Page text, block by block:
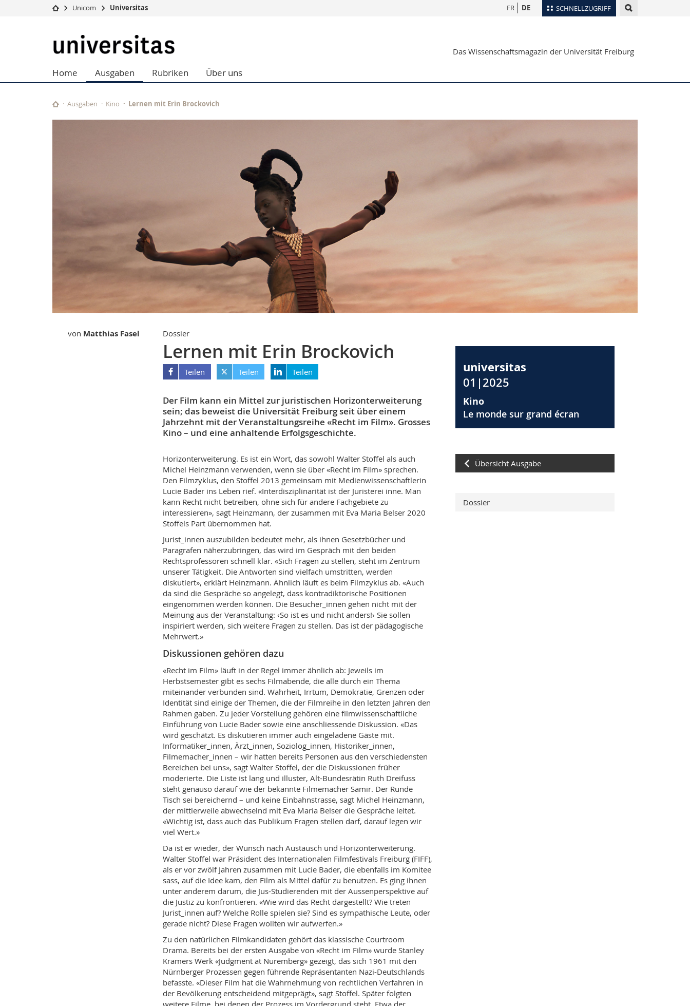
SCHNELLZUGRIFF
Universität
Studium
Forschung
Universität
Fakultäten
Theologische Fak.
Wirtschafts- und Sozialwissenschaftliche Fak.
Philosophische Fak.
Math.-Nat. und Med. Fak.
Studieninteressierte
Forschende
Ortsplan
Webmail
FR DE
Unicom Universitas
Universitas Das Wissenschaftsmagazin der Universität Freiburg
Home Ausgaben Rubriken Über uns
Ausgaben Kino Lernen mit Erin Brockovich
von Matthias Fasel Dossier
Lernen mit Erin Brockovich
Teilen Teilen Teilen
Der Film kann ein Mittel zur juristischen Horizonterweiterung
sein; das beweist die Universität Freiburg seit über einem
Jahrzehnt mit der Veranstaltungsreihe «Recht im Film». Grosses
Kino – und eine anhaltende Erfolgsgeschichte.
Horizonterweiterung. Es ist ein Wort, das sowohl Walter Stoffel als auch
Michel Heinzmann verwenden, wenn sie über «Recht im Film» sprechen.
Den Filmzyklus, den Stoffel 2013 gemeinsam mit Medienwissenschaftlerin
Lucie Bader ins Leben rief. «Interdisziplinarität ist der Juristerei inne. Man
kann Recht nicht betreiben, ohne sich für andere Fachgebiete zu
interessieren», sagt Heinzmann, der zusammen mit Eva Maria Belser 2020
Stoffels Part übernommen hat.
Jurist_innen auszubilden bedeutet mehr, als ihnen Gesetzbücher und
Paragrafen näherzubringen, das wird im Gespräch mit den beiden
Rechtsprofessoren schnell klar. «Sich Fragen zu stellen, steht im Zentrum
unserer Tätigkeit. Die Antworten sind vielfach umstritten, werden
diskutiert», erklärt Heinzmann. Ähnlich läuft es beim Filmzyklus ab. «Auch
da sind die Gespräche so angelegt, dass kontradiktorische Positionen
eingenommen werden können. Die Besucher_innen gehen nicht mit der
Meinung aus der Veranstaltung: ‹So ist es und nicht anders!› Sie sollen
inspiriert werden, sich weitere Fragen zu stellen. Das ist der pädagogische
Mehrwert.»
Diskussionen gehören dazu
«Recht im Film» läuft in der Regel immer ähnlich ab: Jeweils im
Herbstsemester gibt es sechs Filmabende, die alle durch ein Thema
miteinander verbunden sind. Wahrheit, Irrtum, Demokratie, Grenzen oder
Identität sind einige der Themen, die der Filmreihe in den letzten Jahren den
Rahmen gaben. Zu jeder Vorstellung gehören eine filmwissenschaftliche
Einführung von Lucie Bader sowie eine anschliessende Diskussion. «Das
wird geschätzt. Es diskutieren immer auch eingeladene Gäste mit.
Informatiker_innen, Ärzt_innen, Soziolog_innen, Historiker_innen,
Filmemacher_innen – wir hatten bereits Personen aus den verschiedensten
Bereichen bei uns», sagt Walter Stoffel, der die Diskussionen früher
moderierte. Die Liste ist lang und illuster, Alt-Bundesrätin Ruth Dreifuss
steht genauso darauf wie der bekannte Filmemacher Samir. Der Runde
Tisch sei bereichernd – und keine Einbahnstrasse, sagt Michel Heinzmann,
der mittlerweile abwechselnd mit Eva Maria Belser die Gespräche leitet.
«Wichtig ist, dass auch das Publikum Fragen stellen darf, darauf legen wir
viel Wert.»
Da ist er wieder, der Wunsch nach Austausch und Horizonterweiterung.
Walter Stoffel war Präsident des Internationalen Filmfestivals Freiburg (FIFF),
als er vor zwölf Jahren zusammen mit Lucie Bader, die ebenfalls im Komitee
sass, auf die Idee kam, den Film als Mittel dafür zu benutzen. Es ging ihnen
unter anderem darum, die Jus-Studierenden mit der Aussenperspektive auf
die Justiz zu konfrontieren. «Wie wird das Recht dargestellt? Wie treten
Jurist_innen auf? Welche Rolle spielen sie? Sind es sympathische Leute, oder
gerade nicht? Diese Fragen wollten wir aufwerfen.»
Zu den natürlichen Filmkandidaten gehört das klassische Courtroom
Drama. Bereits bei der ersten Ausgabe von «Recht im Film» wurde Stanley
Kramers Werk «Judgment at Nuremberg» gezeigt, das sich 1961 mit den
Nürnberger Prozessen gegen führende Repräsentanten Nazi-Deutschlands
befasste. «Dieser Film hat die Wahrnehmung von rechtlichen Verfahren in
der Bevölkerung entscheidend mitgeprägt», sagt Stoffel. Später folgten
universitas
01|2025
Kino
Le monde sur grand écran
Übersicht Ausgabe
Dossier